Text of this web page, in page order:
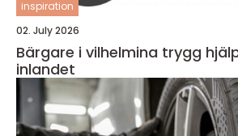
inspiration
02. July 2026
Bärgare i vilhelmina trygg hjälp på vägarna i
inlandet